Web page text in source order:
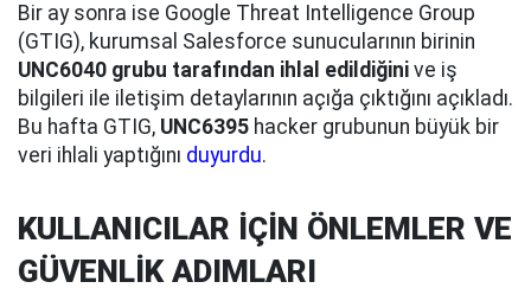
Bir ay sonra ise Google Threat Intelligence Group
(GTIG), kurumsal Salesforce sunucularının birinin
UNC6040 grubu tarafından ihlal edildiğini ve iş
bilgileri ile iletişim detaylarının açığa çıktığını açıkladı.
Bu hafta GTIG, UNC6395 hacker grubunun büyük bir
veri ihlali yaptığını duyurdu.
KULLANICILAR İÇİN ÖNLEMLER VE
GÜVENLİK ADIMLARI